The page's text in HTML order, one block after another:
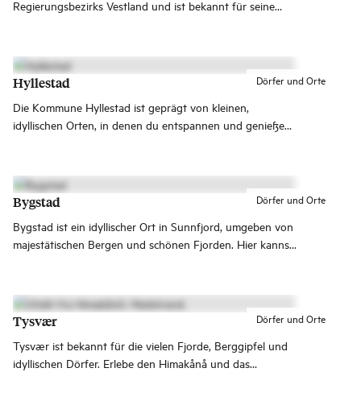
Regierungsbezirks Vestland und ist bekannt für seine
unendlichen Möglichkeiten für Wanderungen in der
Bergwelt von Etnefjellene!
Dörfer und Orte
Hyllestad
Die Kommune Hyllestad ist geprägt von kleinen,
idyllischen Orten, in denen du entspannen und genießen
Dörfer und Orte
Bygstad
Bygstad ist ein idyllischer Ort in Sunnfjord, umgeben von
majestätischen Bergen und schönen Fjorden. Hier kannst
Dörfer und Orte
Tysvær
Tysvær ist bekannt für die vielen Fjorde, Berggipfel und
idyllischen Dörfer. Erlebe den Himakånå und das